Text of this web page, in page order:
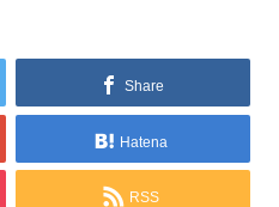
Share
Hatena
RSS